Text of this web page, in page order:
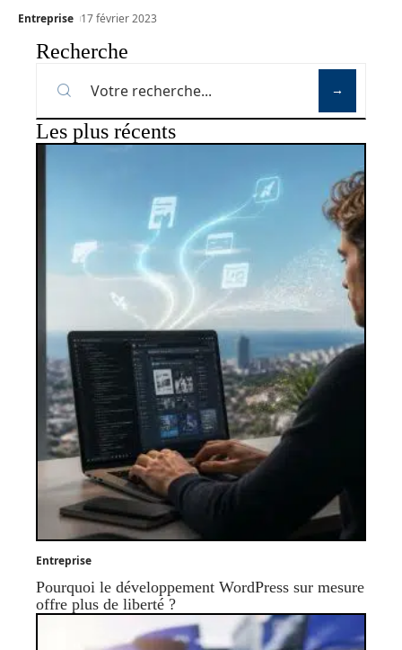
Entreprise 17 février 2023
Recherche
Les plus récents
Entreprise
Pourquoi le développement WordPress sur mesure
offre plus de liberté ?